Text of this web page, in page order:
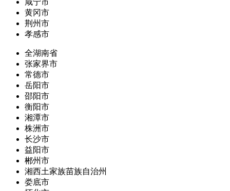
咸宁市
黄冈市
荆州市
孝感市
全湖南省
张家界市
常德市
岳阳市
邵阳市
衡阳市
湘潭市
株洲市
长沙市
益阳市
郴州市
湘西土家族苗族自治州
娄底市